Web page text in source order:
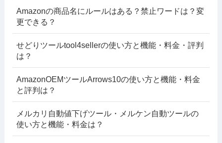
Amazonの商品名にルールはある？禁止ワードは？変
更できる？
せどりツールtool4sellerの使い方と機能・料金・評判
は？
AmazonOEMツールArrows10の使い方と機能・料金
と評判は？
メルカリ自動値下げツール・メルケン自動ツールの
使い方と機能・料金は？